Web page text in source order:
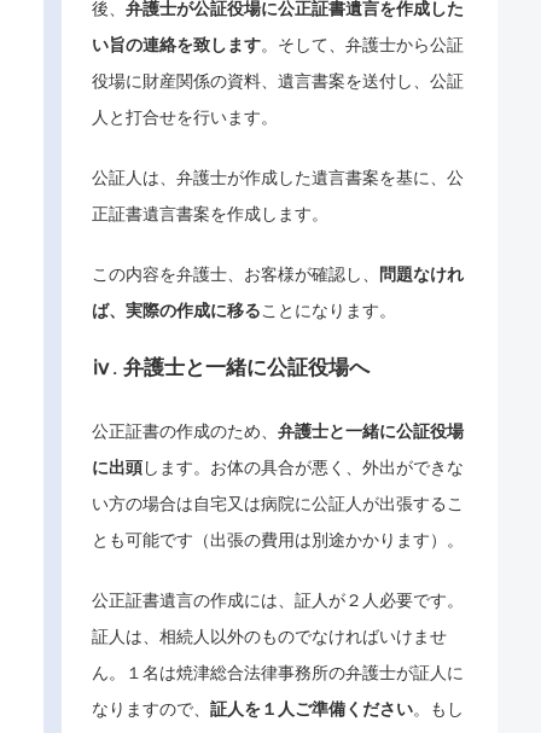
後、 弁護士が公証役場に公正証書遺言を作成した
い旨の連絡を致します。そして、弁護士から公証
役場に財産関係の資料、遺言書案を送付し、公証
人と打合せを行います。
公証人は、弁護士が作成した遺言書案を基に、公
正証書遺言書案を作成します。
この内容を弁護士、お客様が確認し、
問題なけれ
ば、実際の作成に移ることになります。
ⅳ. 弁護士と一緒に公証役場へ
公正証書の作成のため、 弁護士と一緒に公証役場
に出頭します。お体の具合が悪く、外出ができな
い方の場合は自宅又は病院に公証人が出張するこ
とも可能です（出張の費用は別途かかります）。
公正証書遺言の作成には、証人が２人必要です。
証人は、相続人以外のものでなければいけませ
ん。１名は焼津総合法律事務所の弁護士が証人に
なりますので、 証人を１人ご準備ください。もし